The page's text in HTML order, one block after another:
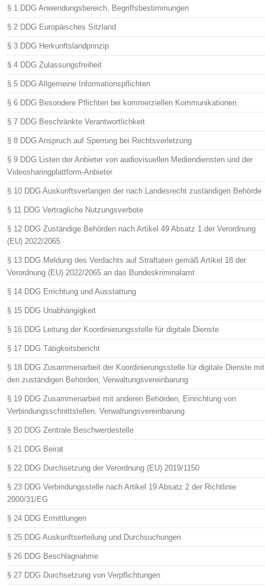
§ 1 DDG Anwendungsbereich, Begriffsbestimmungen
§ 2 DDG Europäisches Sitzland
§ 3 DDG Herkunftslandprinzip
§ 4 DDG Zulassungsfreiheit
§ 5 DDG Allgemeine Informationspflichten
§ 6 DDG Besondere Pflichten bei kommerziellen Kommunikationen
§ 7 DDG Beschränkte Verantwortlichkeit
§ 8 DDG Anspruch auf Sperrung bei Rechtsverletzung
§ 9 DDG Listen der Anbieter von audiovisuellen Mediendiensten und der
Videosharingplattform-Anbieter
§ 10 DDG Auskunftsverlangen der nach Landesrecht zuständigen Behörde
§ 11 DDG Vertragliche Nutzungsverbote
§ 12 DDG Zuständige Behörden nach Artikel 49 Absatz 1 der Verordnung
(EU) 2022/2065
§ 13 DDG Meldung des Verdachts auf Straftaten gemäß Artikel 18 der
Verordnung (EU) 2022/2065 an das Bundeskriminalamt
§ 14 DDG Errichtung und Ausstattung
§ 15 DDG Unabhängigkeit
§ 16 DDG Leitung der Koordinierungsstelle für digitale Dienste
§ 17 DDG Tätigkeitsbericht
§ 18 DDG Zusammenarbeit der Koordinierungsstelle für digitale Dienste mit
den zuständigen Behörden, Verwaltungsvereinbarung
§ 19 DDG Zusammenarbeit mit anderen Behörden, Einrichtung von
Verbindungsschnittstellen, Verwaltungsvereinbarung
§ 20 DDG Zentrale Beschwerdestelle
§ 21 DDG Beirat
§ 22 DDG Durchsetzung der Verordnung (EU) 2019/1150
§ 23 DDG Verbindungsstelle nach Artikel 19 Absatz 2 der Richtlinie
2000/31/EG
§ 24 DDG Ermittlungen
§ 25 DDG Auskunftserteilung und Durchsuchungen
§ 26 DDG Beschlagnahme
§ 27 DDG Durchsetzung von Verpflichtungen